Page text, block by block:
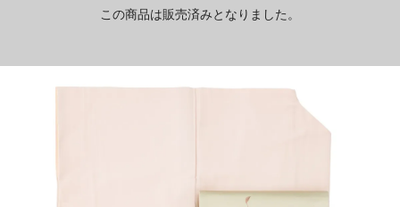
この商品は販売済みとなりました。